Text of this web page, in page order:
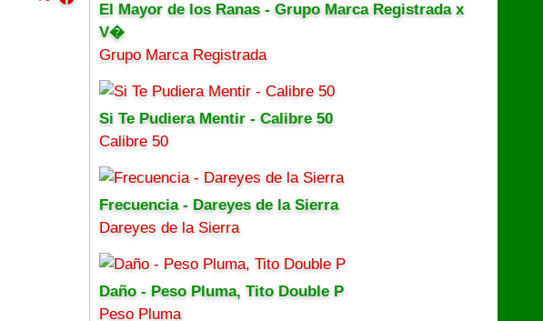
El Mayor de los Ranas - Grupo Marca Registrada x
V�
Grupo Marca Registrada
Si Te Pudiera Mentir - Calibre 50
Calibre 50
Frecuencia - Dareyes de la Sierra
Dareyes de la Sierra
Daño - Peso Pluma, Tito Double P
Peso Pluma